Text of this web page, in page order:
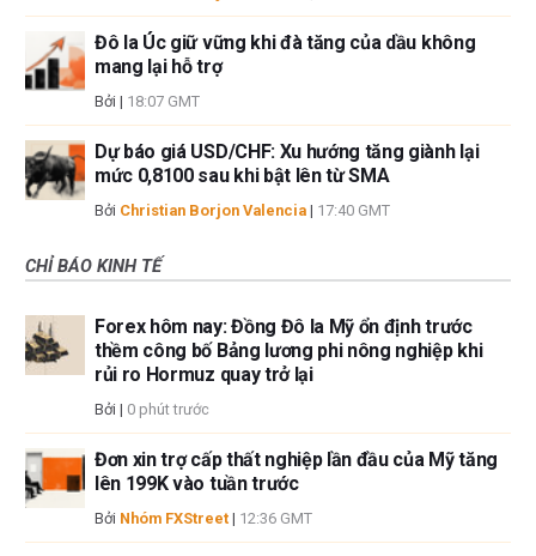
Đô la Úc giữ vững khi đà tăng của dầu không
mang lại hỗ trợ
Bởi | 18:07 GMT
Dự báo giá USD/CHF: Xu hướng tăng giành lại
mức 0,8100 sau khi bật lên từ SMA
Bởi Christian Borjon Valencia | 17:40 GMT
CHỈ BÁO KINH TẾ
Forex hôm nay: Đồng Đô la Mỹ ổn định trước
thềm công bố Bảng lương phi nông nghiệp khi
rủi ro Hormuz quay trở lại
Bởi | 0 phút trước
Đơn xin trợ cấp thất nghiệp lần đầu của Mỹ tăng
lên 199K vào tuần trước
Bởi Nhóm FXStreet | 12:36 GMT